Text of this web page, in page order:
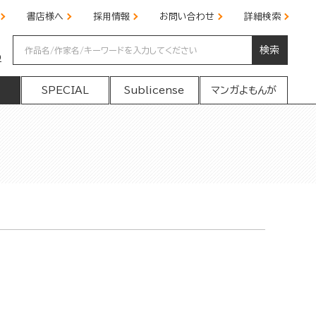
書店様へ 採用情報 お問い合わせ 詳細検索
検索
SPECIAL Sublicense マンガよもんが